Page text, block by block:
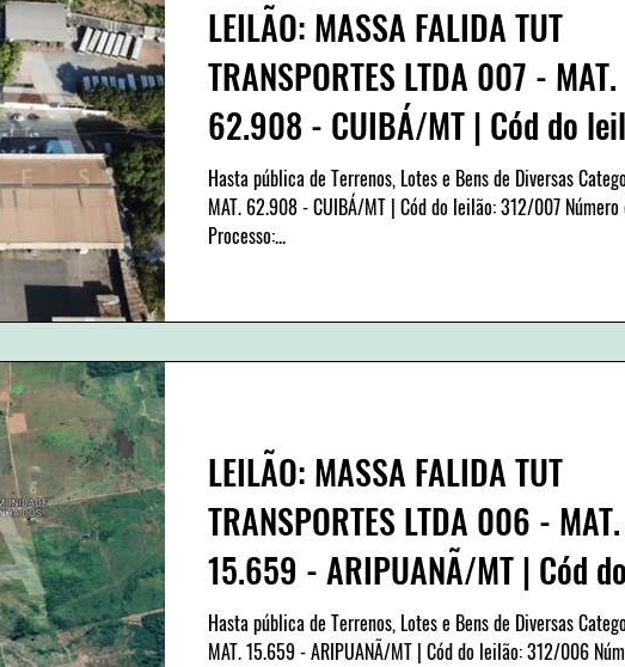
LEILÃO: MASSA FALIDA TUT
TRANSPORTES LTDA 007 - MAT.
62.908 - CUIBÁ/MT | Cód do
312
Hasta pública de Terrenos, Lotes e Bens de Diversas
MAT. 62.908 - CUIBÁ/MT | Cód do leilão: 312/007 Número
Processo:...
LEILÃO: MASSA FALIDA TUT
TRANSPORTES LTDA 006 - MAT.
15.659 - ARIPUANÃ/MT | Cód do
leilão: 312/006
Hasta pública de Terrenos, Lotes e Bens de Diversas
MAT. 15.659 - ARIPUANÃ/MT | Cód do leilão: 312/006